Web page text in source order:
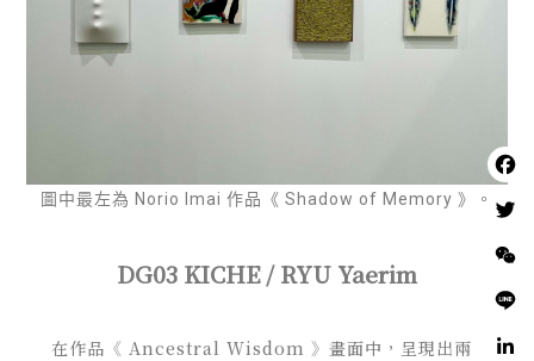
圖中最左為 Norio Imai 作品《 Shadow of Memory 》。
DG03 KICHE / RYU Yaerim
在作品《 Ancestral Wisdom 》畫面中，呈現出兩